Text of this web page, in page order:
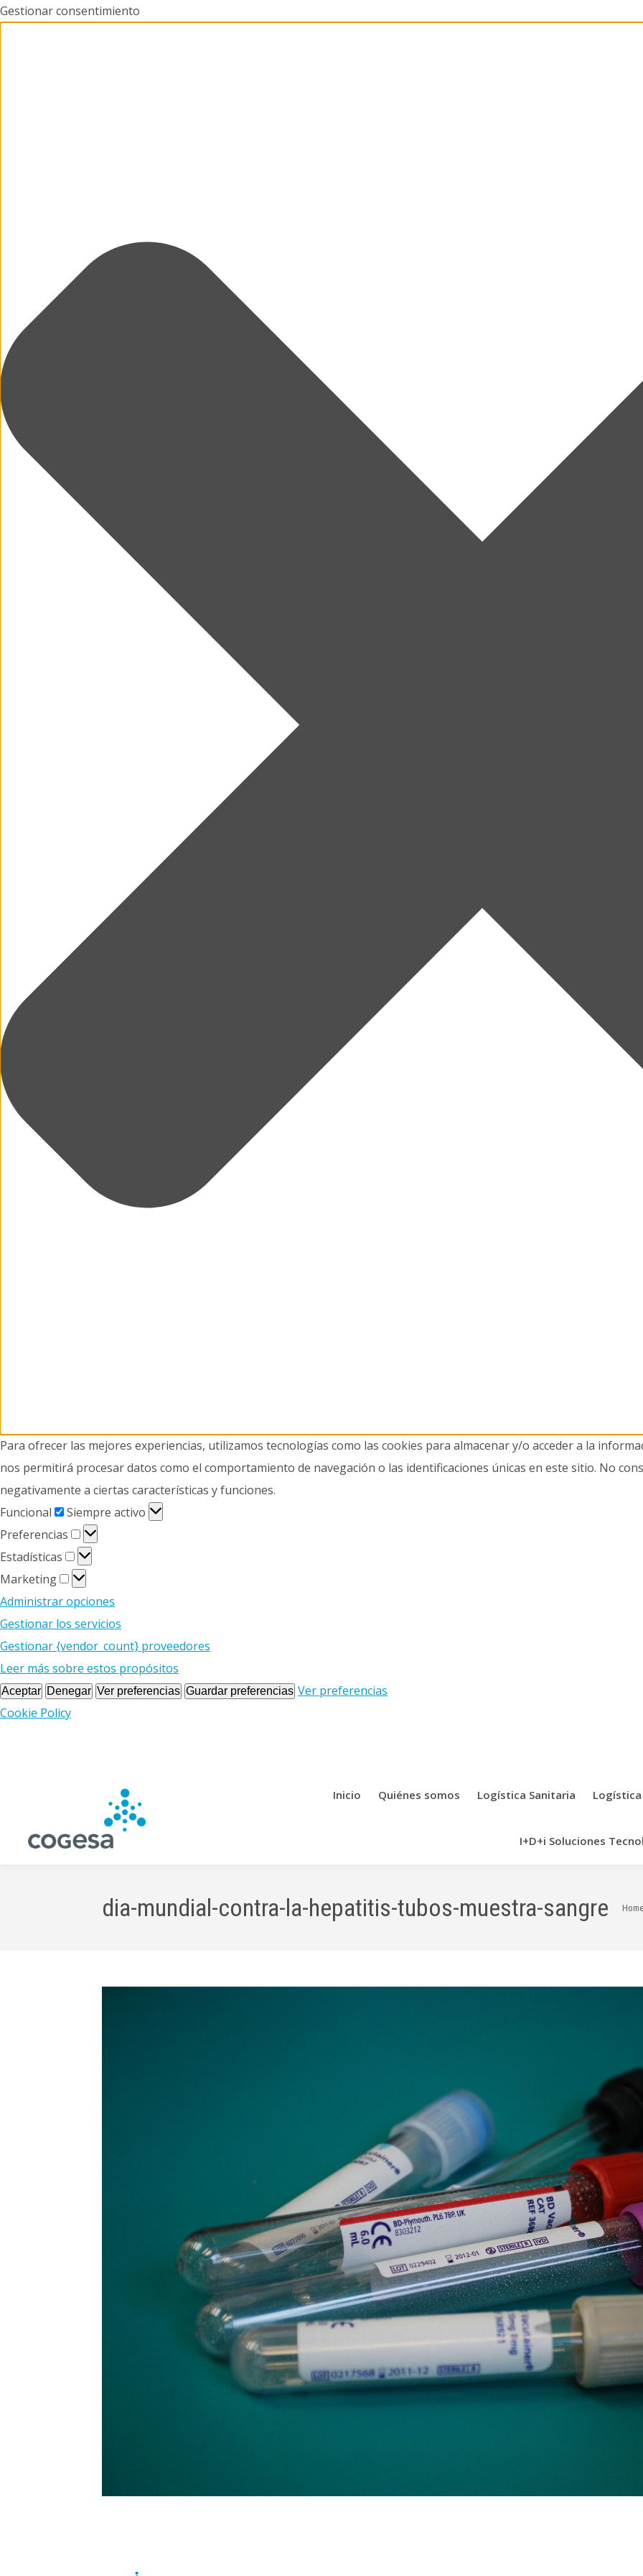
Gestionar consentimiento
Para ofrecer las mejores experiencias, utilizamos tecnologías como las cookies para almacenar y/o acceder a la
nos permitirá procesar datos como el comportamiento de navegación o las identificaciones únicas en este sitio. No
negativamente a ciertas características y funciones.
Funcional
Funcional
Siempre activo
Preferencias
Preferencias
Estadísticas
Estadísticas
Marketing
Marketing
Administrar opciones
Gestionar los servicios
Gestionar {vendor_count} proveedores
Leer más sobre estos propósitos
Aceptar Denegar Ver preferencias Guardar preferencias Ver preferencias
Cookie Policy
Inicio Quiénes somos Logística Sanitaria
I+D+i Soluciones
dia-mundial-contra-la-hepatitis-tubos-muestra-sangre Home